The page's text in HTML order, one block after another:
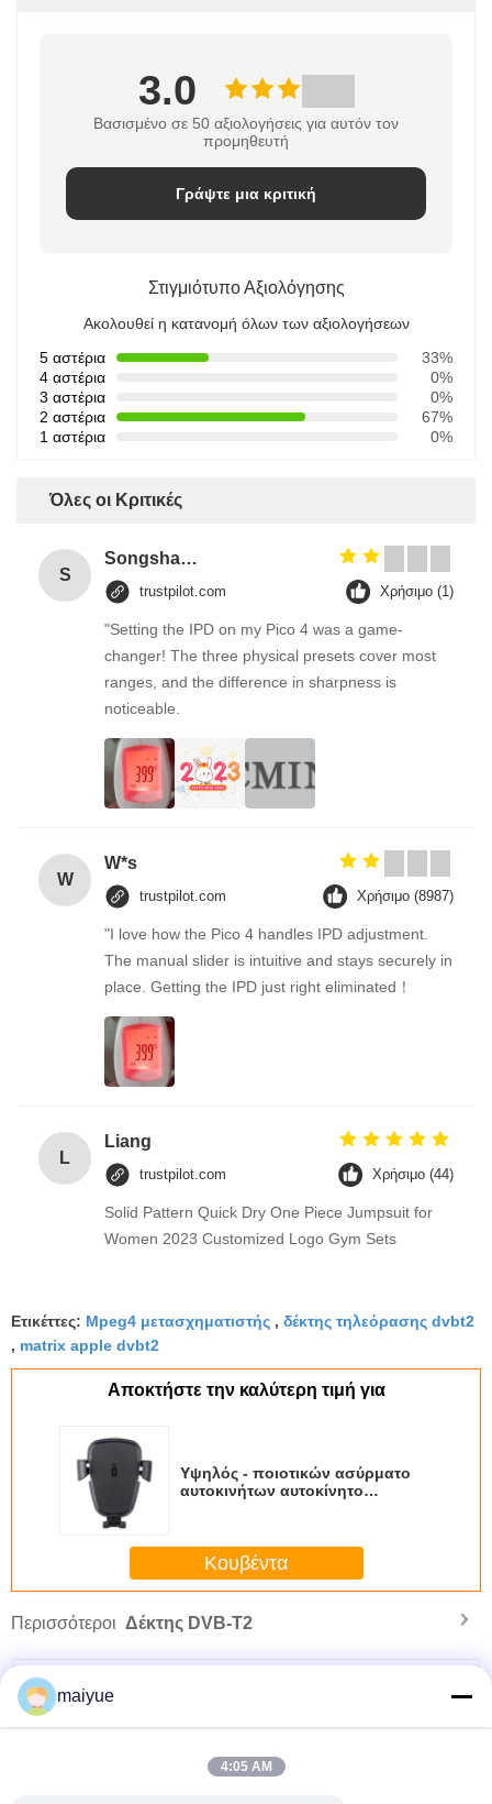
3.0
Βασισμένο σε 50 αξιολογήσεις για αυτόν τον
προμηθευτή
Γράψτε μια κριτική
Στιγμιότυπο Αξιολόγησης
Ακολουθεί η κατανομή όλων των αξιολογήσεων
5 αστέρια
33%
4 αστέρια
0%
3 αστέρια
0%
2 αστέρια
67%
1 αστέρια
0%
Όλες οι Κριτικές
S
Songshang
trustpilot.com Χρήσιμο (1)
"Setting the IPD on my Pico 4 was a game-
changer! The three physical presets cover most
ranges, and the difference in sharpness is
noticeable.
W
W*s
trustpilot.com Χρήσιμο (8987)
"I love how the Pico 4 handles IPD adjustment.
The manual slider is intuitive and stays securely in
place. Getting the IPD just right eliminated！
L
Liang
trustpilot.com Χρήσιμο (44)
Solid Pattern Quick Dry One Piece Jumpsuit for
Women 2023 Customized Logo Gym Sets
Ετικέττες: Mpeg4 μετασχηματιστής , δέκτης τηλεόρασης dvbt2
, matrix apple dvbt2
Αποκτήστε την καλύτερη τιμή για
Υψηλός - ποιοτικών ασύρματο
αυτοκινήτων αυτοκίνητο
ασύρματος κάτοχος φορτιστών
Κουβέντα
Περισσότεροι Δέκτης DVB-T2
maiyue
4:05 AM